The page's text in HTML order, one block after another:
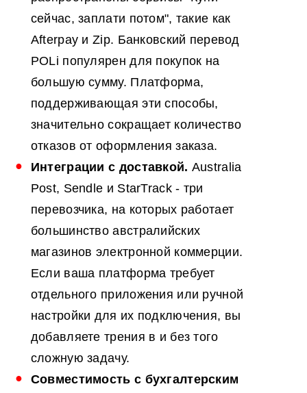
сейчас, заплати потом", такие как
Afterpay и Zip. Банковский перевод
POLi популярен для покупок на
большую сумму. Платформа,
поддерживающая эти способы,
значительно сокращает количество
отказов от оформления заказа.
Интеграции с доставкой. Australia
Post, Sendle и StarTrack - три
перевозчика, на которых работает
большинство австралийских
магазинов электронной коммерции.
Если ваша платформа требует
отдельного приложения или ручной
настройки для их подключения, вы
добавляете трения в и без того
сложную задачу.
Совместимость с бухгалтерским